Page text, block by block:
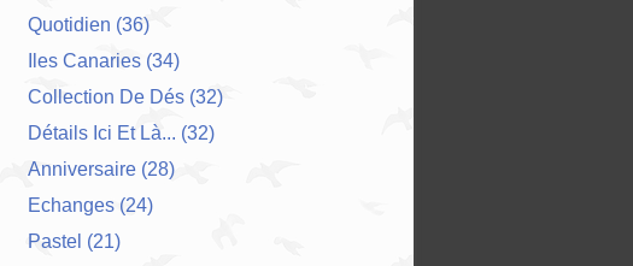
Quotidien (36)
Iles Canaries (34)
Collection De Dés (32)
Détails Ici Et Là... (32)
Anniversaire (28)
Echanges (24)
Pastel (21)